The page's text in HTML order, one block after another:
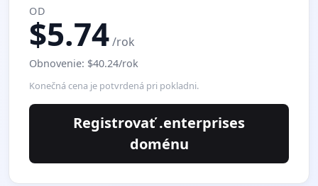
OD
$5.74/rok
Obnovenie: $40.24/rok
Konečná cena je potvrdená pri pokladni.
Registrovať .enterprises
doménu